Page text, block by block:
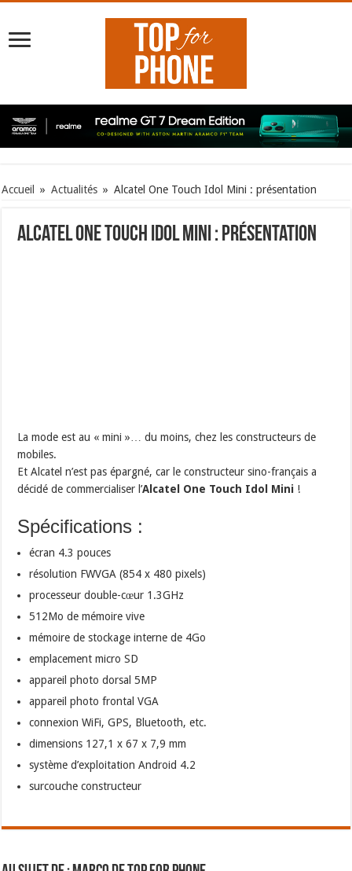
Accueil » Actualités » Alcatel One Touch Idol Mini : présentation
Alcatel One Touch Idol Mini : présentation
La mode est au « mini »… du moins, chez les constructeurs de
mobiles.
Et Alcatel n’est pas épargné, car le constructeur sino-français a
décidé de commercialiser l’Alcatel One Touch Idol Mini !
Spécifications :
écran 4.3 pouces
résolution FWVGA (854 x 480 pixels)
processeur double-cœur 1.3GHz
512Mo de mémoire vive
mémoire de stockage interne de 4Go
emplacement micro SD
appareil photo dorsal 5MP
appareil photo frontal VGA
connexion WiFi, GPS, Bluetooth, etc.
dimensions 127,1 x 67 x 7,9 mm
système d’exploitation Android 4.2
surcouche constructeur